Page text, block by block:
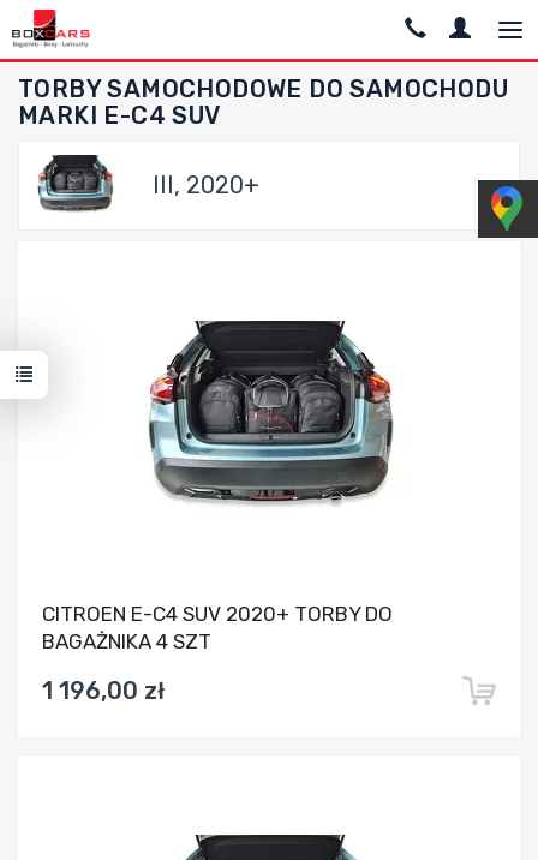
TORBY SAMOCHODOWE DO SAMOCHODU
MARKI E-C4 SUV
III, 2020+
CITROEN E-C4 SUV 2020+ TORBY DO
BAGAŻNIKA 4 SZT
1 196,00 zł